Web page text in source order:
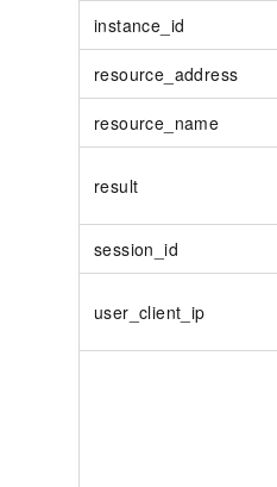
instance_id
resource_address
resource_name
result
session_id
user_client_ip